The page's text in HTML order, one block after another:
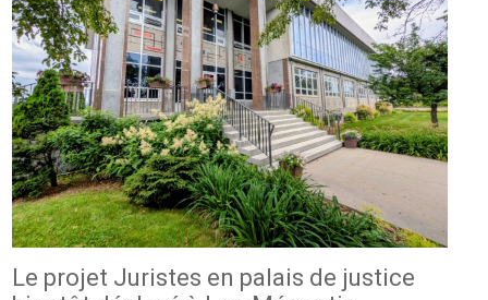
Le projet Juristes en palais de justice